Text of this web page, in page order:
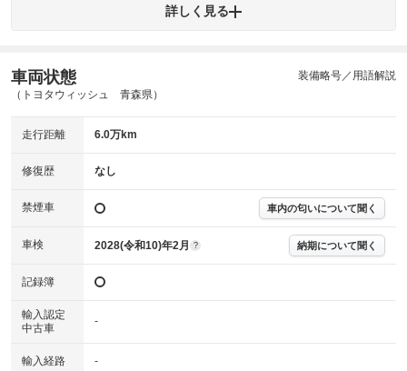
コミが残っています。
(内装状態)
機関 主要機関に不具合はありません。
修復歴 詳細は鑑定書をご確認ください。
※グー鑑定は保証サービスではございません。購入時は必ず現車をご確認
※実際にお渡しするコンディションチェックシートにつきましては、形式
※グー鑑定の評価はあくまでも記載している鑑定日の鑑定結果となりま
す。車両情報等の詳細は各販売店へお問い合わせ下さい。
詳しく見る
車両状態
（トヨタウィッシュ 青森県）
装備略号／用語解説
走行距離 6.0万km
修復歴 なし
禁煙車 車内の匂いについて聞く
車検 2028(令和10)年2月 ? 納期について聞く
記録簿
輸入認定
中古車
-
輸入経路 -